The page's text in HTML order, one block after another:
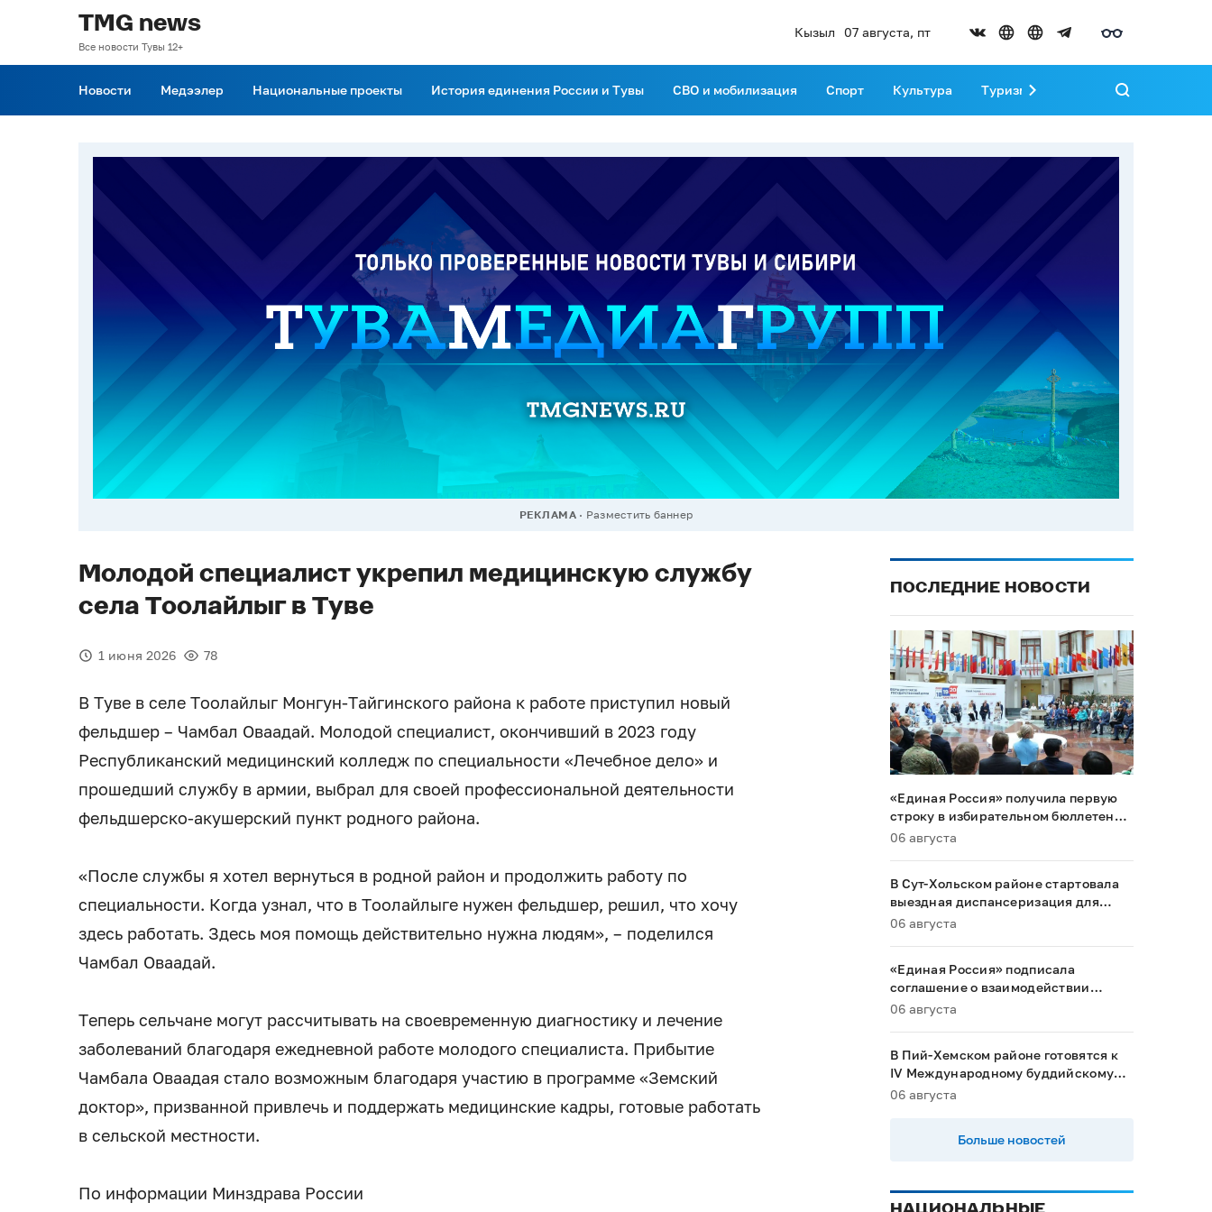
TMG news
Все новости Тувы 12+
Кызыл 07 августа, пт
Новости Медээлер Национальные проекты История единения России и Тувы СВО и мобилизация Спорт Культура Туризм Развитие Тувы
РЕКЛАМА Разместить баннер
Молодой специалист укрепил медицинскую службу
села Тоолайлыг в Туве
1 июня 2026 78
В Туве в селе Тоолайлыг Монгун-Тайгинского района к работе приступил новый
фельдшер – Чамбал Оваадай. Молодой специалист, окончивший в 2023 году
Республиканский медицинский колледж по специальности «Лечебное дело» и
прошедший службу в армии, выбрал для своей профессиональной деятельности
фельдшерско-акушерский пункт родного района.
«После службы я хотел вернуться в родной район и продолжить работу по
специальности. Когда узнал, что в Тоолайлыге нужен фельдшер, решил, что хочу
здесь работать. Здесь моя помощь действительно нужна людям», – поделился
Чамбал Оваадай.
Теперь сельчане могут рассчитывать на своевременную диагностику и лечение
заболеваний благодаря ежедневной работе молодого специалиста. Прибытие
Чамбала Оваадая стало возможным благодаря участию в программе «Земский
доктор», призванной привлечь и поддержать медицинские кадры, готовые работать
в сельской местности.
По информации Минздрава России
ПОСЛЕДНИЕ НОВОСТИ
«Единая Россия» получила первую
строку в избирательном бюллетене
на выборах в Госдуму
06 августа
В Сут-Хольском районе стартовала
выездная диспансеризация для
маломобильных граждан
06 августа
«Единая Россия» подписала
соглашение о взаимодействии
между Общественной палатой РФ и
06 августа
В Пий-Хемском районе готовятся к
IV Международному буддийскому
форуму
06 августа
Больше новостей